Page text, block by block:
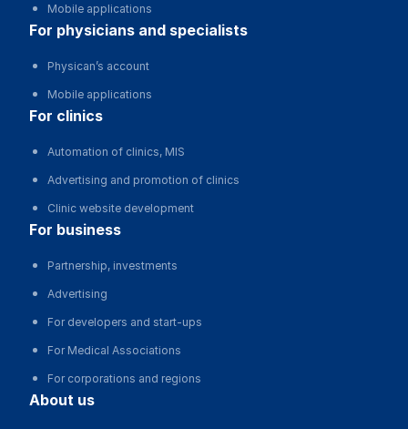
Mobile applications
for physicians and specialists
Physican’s account
Mobile applications
for clinics
Automation of clinics, MIS
Advertising and promotion of clinics
Clinic website development
for business
Partnership, investments
Advertising
For developers and start-ups
For Medical Associations
For corporations and regions
about us